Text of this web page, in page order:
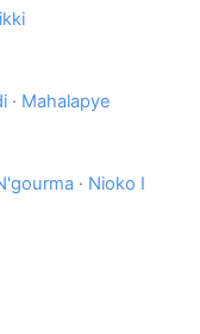
· Mahalapye
· Nioko I